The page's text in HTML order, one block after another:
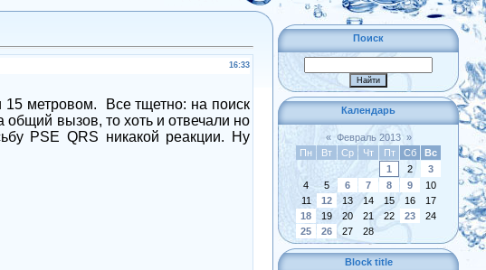
16:33
15 метровом.
Все тщетно: на поиск
общий вызов, то хоть и отвечали но
PSE QRS никакой реакции. Ну
Поиск
Календарь
« Февраль 2013 »
Пн
Вт Ср Чт Пт Сб
Вс
1
2
3
4
5 6 7 8 9
10
11
12 13 14 15 16
17
18
19 20 21 22 23
24
25
26 27 28
Block title